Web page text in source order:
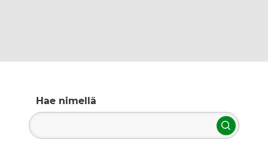
Hae nimellä
Hae